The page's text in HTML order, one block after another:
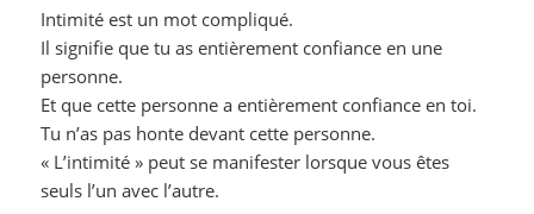
Intimité est un mot compliqué.
Il signifie que tu as entièrement confiance en une
personne.
Et que cette personne a entièrement confiance en toi.
Tu n’as pas honte devant cette personne.
« L’intimité » peut se manifester lorsque vous êtes
seuls l’un avec l’autre.